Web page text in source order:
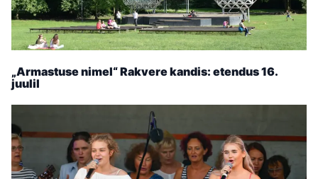
„Armastuse nimel“ Rakvere kandis: etendus 16.
juulil